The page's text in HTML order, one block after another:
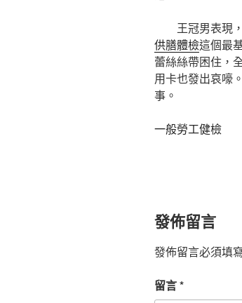
王冠男表現
供膳體檢這個最
蕾絲絲帶困住，
用卡也發出哀嚎
事。
一般勞工健檢
發佈留言
發佈留言必須填
留言*